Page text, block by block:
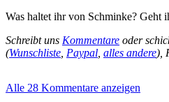
Was haltet ihr von Schminke? Geht
Schreibt uns Kommentare oder
(Wunschliste, Paypal, alles andere),
Alle 28 Kommentare anzeigen